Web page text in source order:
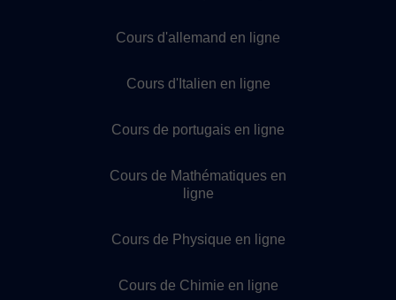
Cours d'allemand en ligne
Cours d'Italien en ligne
Cours de portugais en ligne
Cours de Mathématiques en
ligne
Cours de Physique en ligne
Cours de Chimie en ligne